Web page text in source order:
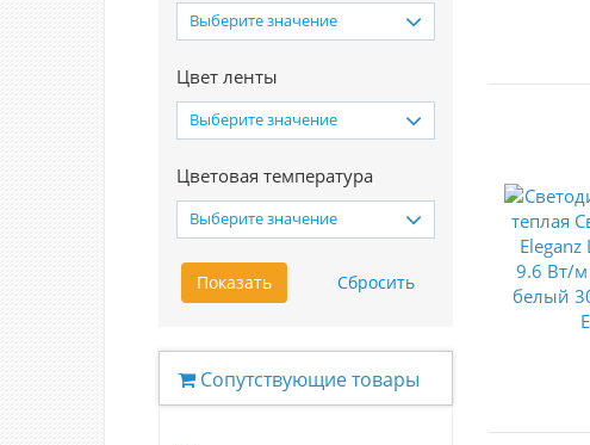
Выберите значение
Цвет ленты
Выберите значение
Цветовая температура
Выберите значение
Сопутствующие товары